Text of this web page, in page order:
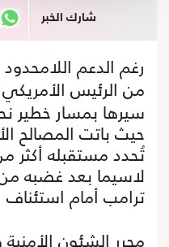
شارك الخبر
رغم الدعم
من الرئيس الأمريكي
سيرها بمسار خطير
حيث باتت المصالح
تُحدد مستقبله أكثر
لاسيما بعد غضبه
ترامب أمام